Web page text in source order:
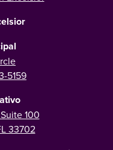
5159
100
33702